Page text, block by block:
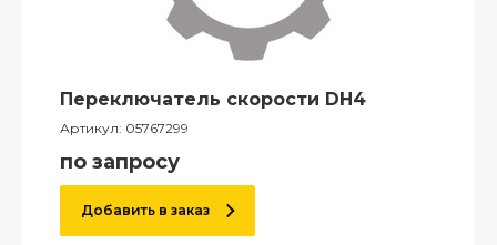
Переключатель скорости DH4
Артикул: 05767299
по запросу
Добавить в заказ